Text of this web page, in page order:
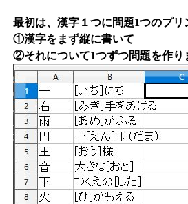
最初は、漢字１つに問題1つのプリ
①漢字をまず縦に書いて
②それについて1つずつ問題を作り